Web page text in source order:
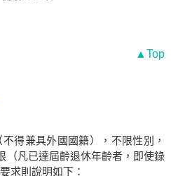
▲Top
得兼具外國國籍），不限性別，
（凡已達屆齡退休年齡者，即使錄
求則說明如下：